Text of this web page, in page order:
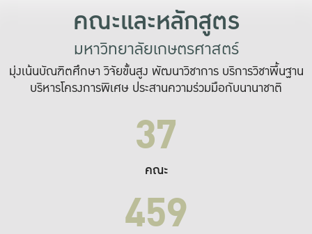
คณะและหลักสูตร
มหาวิทยาลัยเกษตรศาสตร์
มุ่งเน้นบัณฑิตศึกษา วิจัยขั้นสูง พัฒนาวิชาการ บริการวิชาพื้นฐาน
บริหารโครงการพิเศษ ประสานความร่วมมือกับนานาชาติ
37
คณะ
459